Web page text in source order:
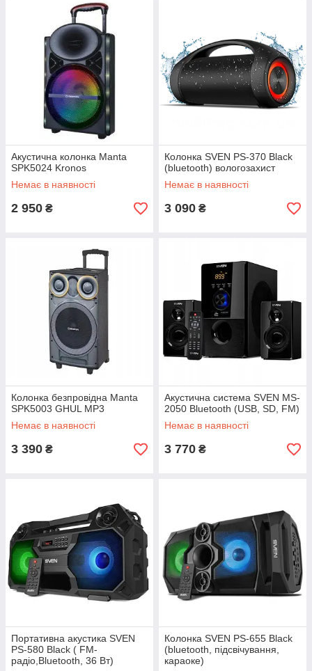
Акустична колонка Manta
SPK5024 Kronos
Немає в наявності
2 950 ₴
Колонка SVEN PS-370 Black
(bluetooth) вологозахист
Немає в наявності
3 090 ₴
Колонка безпровідна Manta
SPK5003 GHUL MP3
Немає в наявності
3 390 ₴
Акустична система SVEN MS-
2050 Bluetooth (USB, SD, FM)
Немає в наявності
3 770 ₴
Портативна акустика SVEN
PS-580 Black ( FM-
радіо,Bluetooth, 36 Вт)
Колонка SVEN PS-655 Black
(bluetooth, підсвічування,
караоке)